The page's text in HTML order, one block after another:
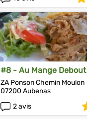
#8 - Au Mange Debout
ZA Ponson Chemin Moulon
07200 Aubenas
2 avis